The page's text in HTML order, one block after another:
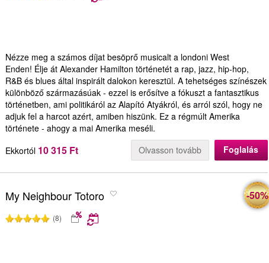
Nézze meg a számos díjat besöprő musicalt a londoni West
Enden! Élje át Alexander Hamilton történetét a rap, jazz, hip-hop,
R&B és blues által inspirált dalokon keresztül. A tehetséges színészek
különböző származásúak - ezzel is erősítve a fókuszt a fantasztikus
történetben, ami politikáról az Alapító Atyákról, és arról szól, hogy ne
adjuk fel a harcot azért, amiben hiszünk. Ez a régmúlt Amerika
története - ahogy a mai Amerika meséli.
Ekkortól 10 315 Ft Olvasson tovább Foglalás
My Neighbour Totoro
(8)
-50%